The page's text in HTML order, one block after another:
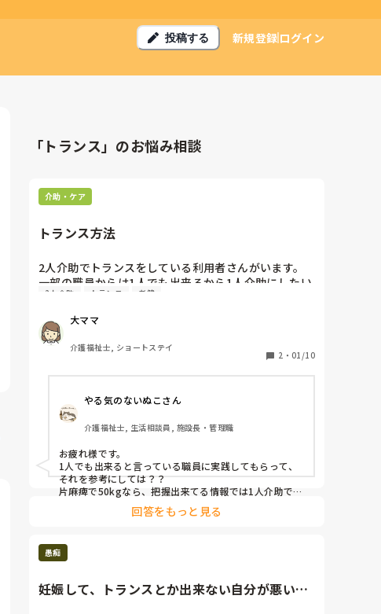
投稿する 新規登録ログイン
「トランス」のお悩み相談
介助・ケア
トランス方法
2人介助でトランスをしている利用者さんがいます。
一部の職員からは1人でも出来るから1人介助にしたい
という意見があります。リハビリに確認したところ現
場に任せるとの事。右上下麻痺の男性。体重は50キ
ロ。内出血のリスクあり。トランス方法はどうやって
決めてますか？
2人介助 トランス 老健
大ママ
介護福祉士, ショートステイ
2 ・ 01/10
やる気のないぬこさん
介護福祉士, 生活相談員, 施設長・管理職
お疲れ様です。
1人でも出来ると言っている職員に実践してもらって、
それを参考にしては？？
片麻痺で50kgなら、把握出来てる情報では1人介助でも
可能かなと思います。
どこかのタイミングでカンファレンスをして、介助方法
回答をもっと見る
愚痴
妊娠して、トランスとか出来ない自分が悪いの